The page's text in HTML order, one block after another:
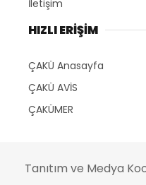
İletişim
HIZLI ERİŞİM
ÇAKÜ Anasayfa
ÇAKÜ AVİS
ÇAKÜMER
Tanıtım ve Medya